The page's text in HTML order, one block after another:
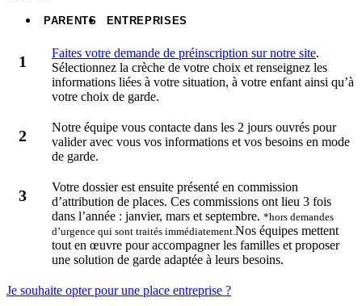
PARENTS ENTREPRISES
Faites votre demande de préinscription sur notre site.
Sélectionnez la crèche de votre choix et renseignez les
informations liées à votre situation, à votre enfant ainsi qu’à
votre choix de garde.
Notre équipe vous contacte dans les 2 jours ouvrés pour
valider avec vous vos informations et vos besoins en mode
de garde.
Votre dossier est ensuite présenté en commission
d’attribution de places. Ces commissions ont lieu 3 fois
dans l’année : janvier, mars et septembre. *hors demandes
d’urgence qui sont traités immédiatement. Nos équipes mettent
tout en œuvre pour accompagner les familles et proposer
une solution de garde adaptée à leurs besoins.
Je souhaite opter pour une place entreprise ?